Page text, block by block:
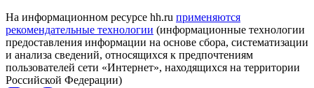
На информационном ресурсе hh.ru применяются
рекомендательные технологии (информационные технологии
предоставления информации на основе сбора, систематизации
и анализа сведений, относящихся к предпочтениям
пользователей сети «Интернет», находящихся на территории
Российской Федерации)